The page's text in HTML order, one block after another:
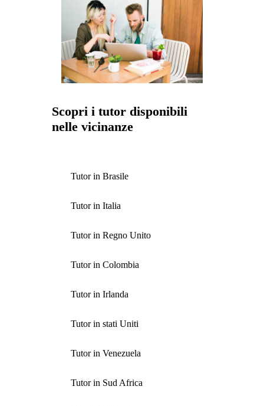
Scopri i tutor disponibili
nelle vicinanze
Tutor in Brasile
Tutor in Italia
Tutor in Regno Unito
Tutor in Colombia
Tutor in Irlanda
Tutor in stati Uniti
Tutor in Venezuela
Tutor in Sud Africa